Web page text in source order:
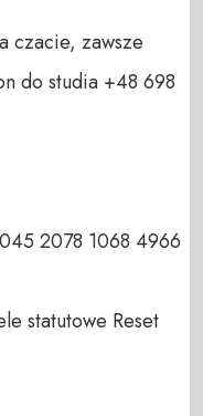
czacie, zawsze
do studia +48 698
2078 1068 4966
statutowe Reset